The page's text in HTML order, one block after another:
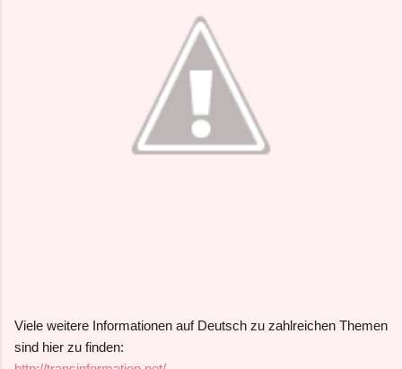
Viele weitere Informationen auf Deutsch zu zahlreichen Themen
sind hier zu finden: